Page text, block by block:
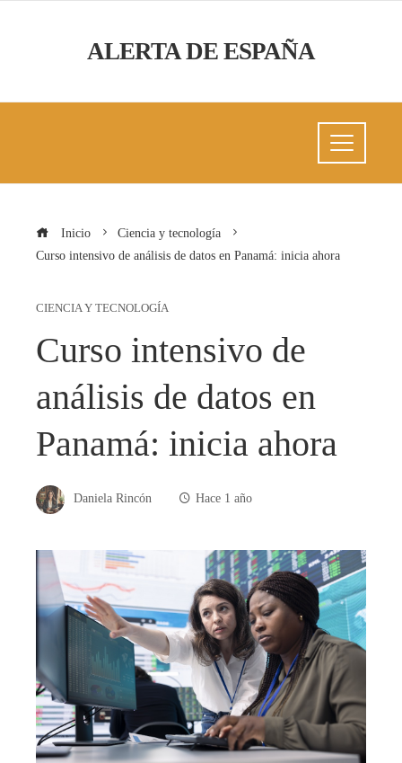
ALERTA DE ESPAÑA
Inicio
Ciencia y tecnología
Curso intensivo de análisis de datos en Panamá: inicia ahora
CIENCIA Y TECNOLOGÍA
Curso intensivo de
análisis de datos en
Panamá: inicia ahora
Daniela Rincón Hace 1 año